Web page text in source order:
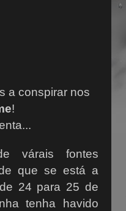
a conspirar nos
!
várais fontes
que se está a
24 para 25 de
tenha havido